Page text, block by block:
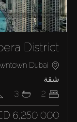
District
Dubai
شقة
2
3
6,250,000